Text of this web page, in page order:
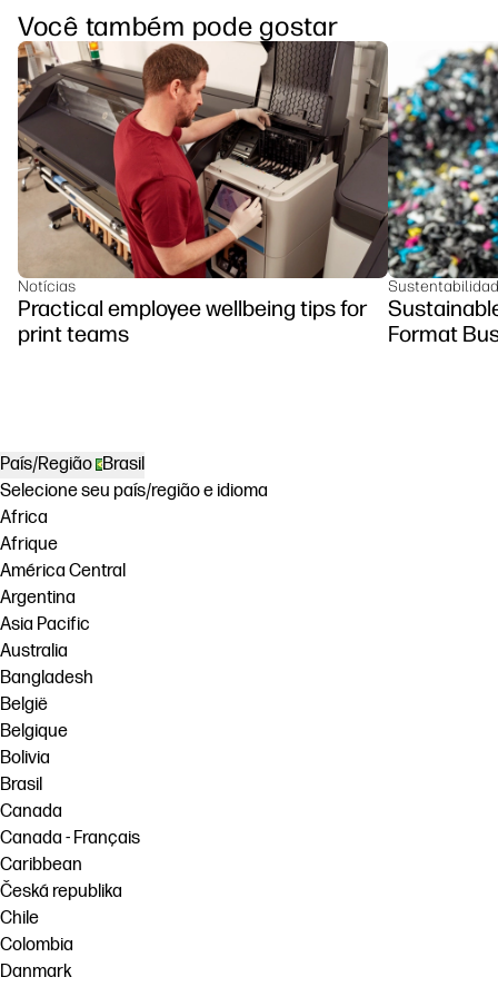
Você também pode gostar
Notícias
Practical employee wellbeing tips for
print teams
Format
País/Região Brasil
Selecione seu país/região e idioma
Africa
Afrique
América Central
Argentina
Asia Pacific
Australia
Bangladesh
België
Belgique
Bolivia
Brasil
Canada
Canada - Français
Caribbean
Česká republika
Chile
Colombia
Danmark